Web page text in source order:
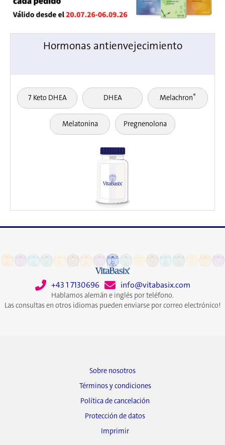
Hormonas antienvejecimiento
7 Keto DHEA DHEA Melachron®
Melatonina Pregnenolona
+43 1 7130696 info@vitabasix.com
Hablamos alemán e inglés por teléfono.
Las consultas en otros idiomas pueden enviarse por correo electrónico!
Sobre nosotros
Términos y condiciones
Política de cancelación
Protección de datos
Imprimir